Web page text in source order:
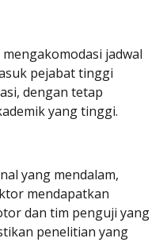
jadwal
pejabat tinggi
dengan tetap
yang tinggi.
yang mendalam,
mendapatkan
dan tim penguji yang
penelitian yang